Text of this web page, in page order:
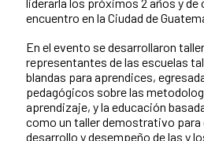
liderarla los próximos 2 años y
encuentro en la Ciudad de
En el evento se desarrollaron
representantes de las escuelas
blandas para aprendices,
pedagógicos sobre las
aprendizaje, y la educación
como un taller demostrativo
desarrollo y desempeño de las y